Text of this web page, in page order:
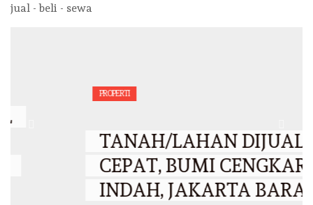
jual - beli - sewa
TANAH/LAHAN DIJUAL
CEPAT, BUMI CENGKARENG
INDAH, JAKARTA BARAT